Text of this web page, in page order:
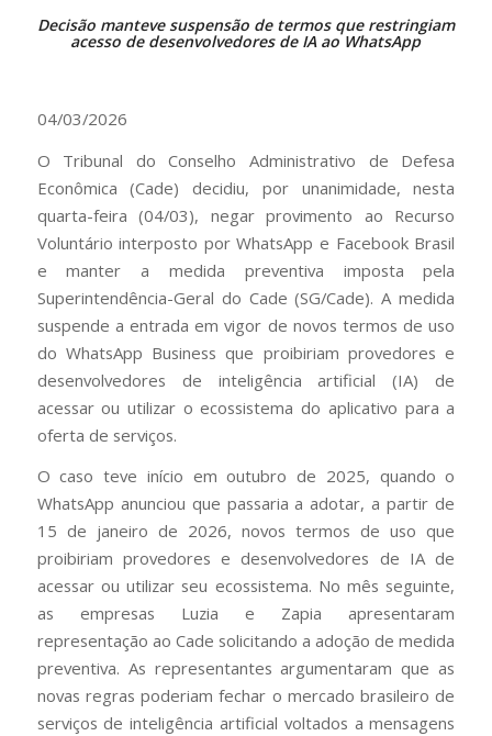
Decisão manteve suspensão de termos que restringiam
acesso de desenvolvedores de IA ao WhatsApp
04/03/2026
O Tribunal do Conselho Administrativo de Defesa
Econômica (Cade) decidiu, por unanimidade, nesta
quarta-feira (04/03), negar provimento ao Recurso
Voluntário interposto por WhatsApp e Facebook Brasil
e manter a medida preventiva imposta pela
Superintendência-Geral do Cade (SG/Cade). A medida
suspende a entrada em vigor de novos termos de uso
do WhatsApp Business que proibiriam provedores e
desenvolvedores de inteligência artificial (IA) de
acessar ou utilizar o ecossistema do aplicativo para a
oferta de serviços.
O caso teve início em outubro de 2025, quando o
WhatsApp anunciou que passaria a adotar, a partir de
15 de janeiro de 2026, novos termos de uso que
proibiriam provedores e desenvolvedores de IA de
acessar ou utilizar seu ecossistema. No mês seguinte,
as empresas Luzia e Zapia apresentaram
representação ao Cade solicitando a adoção de medida
preventiva. As representantes argumentaram que as
novas regras poderiam fechar o mercado brasileiro de
serviços de inteligência artificial voltados a mensagens